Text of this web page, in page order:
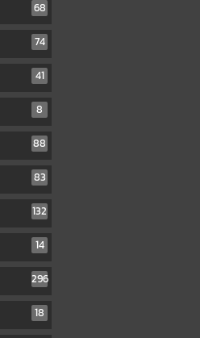
68
74
41
8
88
83
132
14
296
18